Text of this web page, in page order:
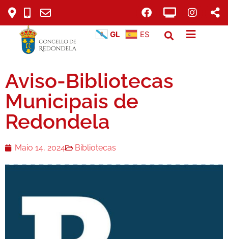
GL ES
Aviso-Bibliotecas
Municipais de
Redondela
Maio 14, 2024 Bibliotecas